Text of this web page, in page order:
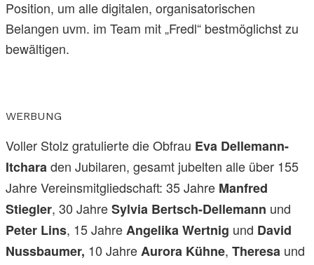
Position, um alle digitalen, organisatorischen
Belangen uvm. im Team mit „Fredl“ bestmöglichst zu
bewältigen.
WERBUNG
Voller Stolz gratulierte die Obfrau Eva Dellemann-
Itcharaden Jubilaren, gesamt jubelten alle über 155
Jahre Vereinsmitgliedschaft: 35 Jahre Manfred
Stiegler, 30 JahreSylvia Bertsch-Dellemann und
Peter Lins, 15 JahreAngelika Wertnig und David
Nussbaumer, 10 JahreAurora Kühne, Theresa und